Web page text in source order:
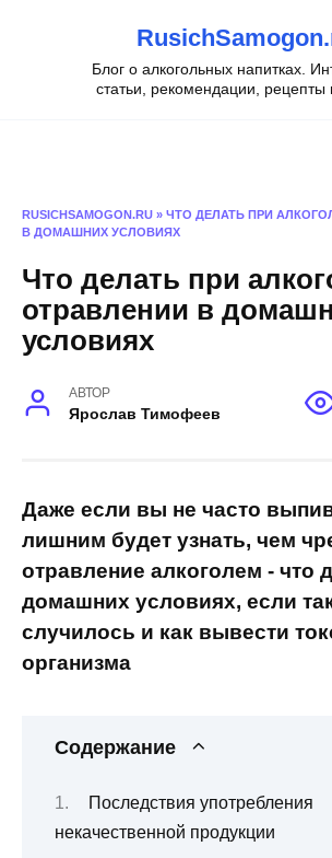
содержаниюБлог о алкогольных напитках.
статьи, рекомендации, рецепты
RUSICHSAMOGON.RU » ЧТО ДЕЛАТЬ ПРИ
В ДОМАШНИХ УСЛОВИЯХ
Что делать при
отравлении в
условиях
АВТОР
Ярослав Тимофеев
Даже если вы не часто
лишним будет узнать, чем
отравление алкоголем - что
домашних условиях, если
случилось и как вывести
организма
Содержание
Последствия употребления
некачественной продукции